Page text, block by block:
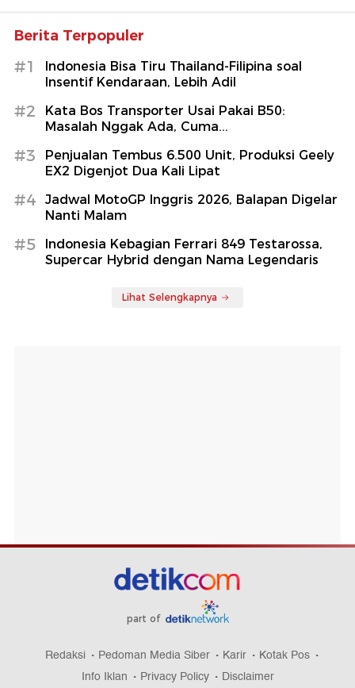
Berita Terpopuler
#1
Indonesia Bisa Tiru Thailand-Filipina soal
Insentif Kendaraan, Lebih Adil
#2
Kata Bos Transporter Usai Pakai B50:
Masalah Nggak Ada, Cuma...
#3
Penjualan Tembus 6.500 Unit, Produksi Geely
EX2 Digenjot Dua Kali Lipat
#4
Jadwal MotoGP Inggris 2026, Balapan Digelar
Nanti Malam
#5
Indonesia Kebagian Ferrari 849 Testarossa,
Supercar Hybrid dengan Nama Legendaris
Lihat Selengkapnya
part of
Redaksi Pedoman Media Siber Karir
Kotak Pos
Info Iklan
Privacy Policy Disclaimer